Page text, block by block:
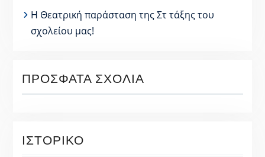
Η Θεατρική παράσταση της Στ τάξης του
σχολείου μας!
ΠΡΌΣΦΑΤΑ ΣΧΌΛΙΑ
ΙΣΤΟΡΙΚΌ